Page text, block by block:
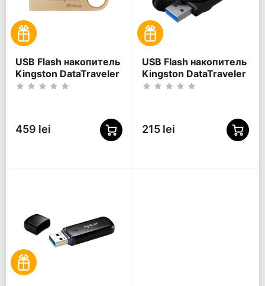
USB Flash накопитель
Kingston DataTraveler
SE9 G3, 64Гб,
459 lei
USB Flash накопитель
Kingston DataTraveler
Exodia S, 64Гб,
215 lei